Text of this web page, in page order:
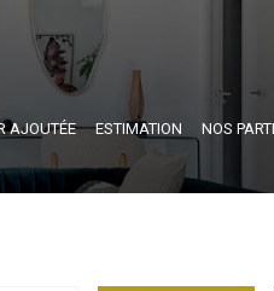
AJOUTÉE ESTIMATION NOS